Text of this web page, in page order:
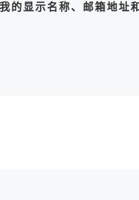
的显示名称、邮箱地址